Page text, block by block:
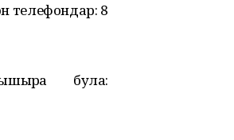
телефондар: 8
була: